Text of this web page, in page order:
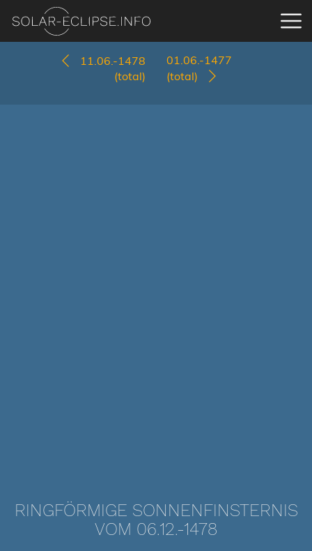
11.06.-1478
(total)
01.06.-1477
(total)
RINGFÖRMIGE SONNENFINSTERNIS
VOM 06.12.-1478